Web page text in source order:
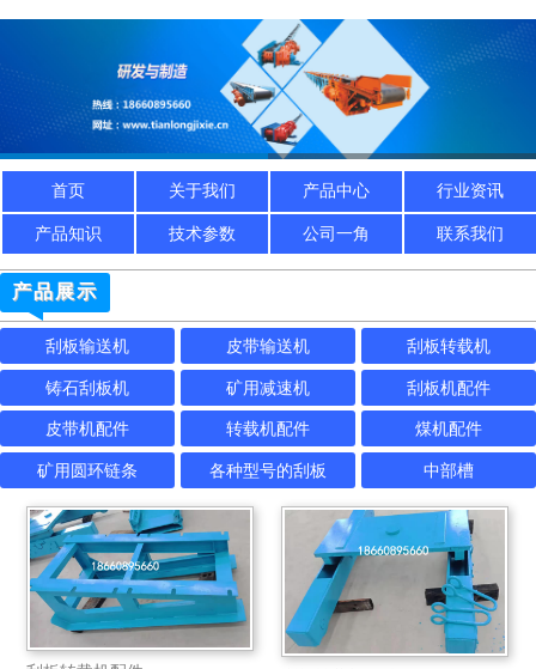
首页 关于我们 产品中心 行业资讯
产品知识 技术参数 公司一角 联系我们
产品展示
刮板输送机 皮带输送机 刮板转载机
铸石刮板机 矿用减速机 刮板机配件
皮带机配件 转载机配件 煤机配件
矿用圆环链条 各种型号的刮板 中部槽